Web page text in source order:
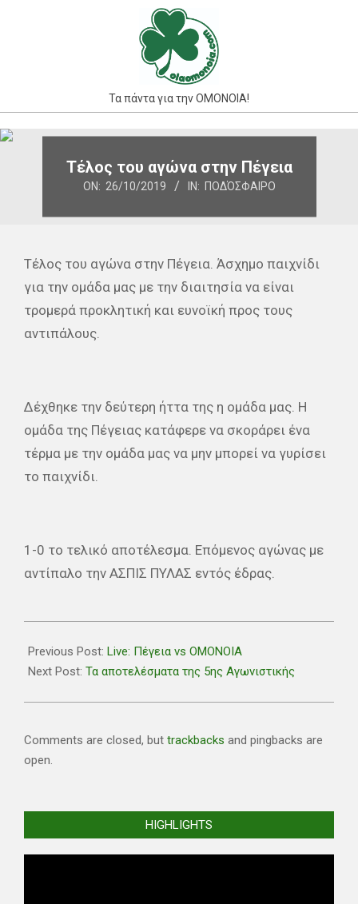
Τα πάντα για την ΟΜΟΝΟΙΑ!
Primary
Τέλος του αγώνα στην Πέγεια
ON: 26/10/2019 IN: ΠΟΔΌΣΦΑΙΡΟ
Τέλος του αγώνα στην Πέγεια. Άσχημο παιχνίδι
για την ομάδα μας με την διαιτησία να είναι
τρομερά προκλητική και ευνοϊκή προς τους
αντιπάλους.
Δέχθηκε την δεύτερη ήττα της η ομάδα μας. Η
ομάδα της Πέγειας κατάφερε να σκοράρει ένα
τέρμα με την ομάδα μας να μην μπορεί να γυρίσει
το παιχνίδι.
1-0 το τελικό αποτέλεσμα. Επόμενος αγώνας με
αντίπαλο την ΑΣΠΙΣ ΠΥΛΑΣ εντός έδρας.
10-
26
Previous Post: Live: Πέγεια vs OMONOIA
Next Post: Τα αποτελέσματα της 5ης Αγωνιστικής
Comments are closed, but trackbacks and pingbacks are
open.
HIGHLIGHTS